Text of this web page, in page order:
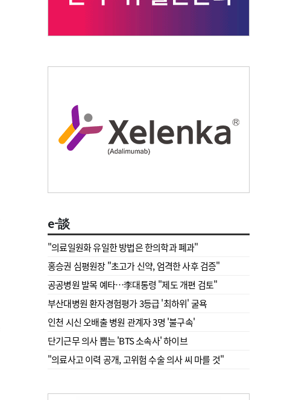
e-談
"의료일원화 유일한 방법은 한의학과 폐과"
홍승권 심평원장 " 초고가 신약, 엄격한 사후 검증"
공공병원 발목 예타…李대통령 "제도 개편 검토"
부산대병원 환자경험평가 3등급 '최하위' 굴욕
인천 시신 오배출 병원 관계자 3명 '불구속'
단기근무 의사 뽑는 'BTS 소속사' 하이브
"의료사고 이력 공개, 고위험 수술 의사 씨 마를 것"